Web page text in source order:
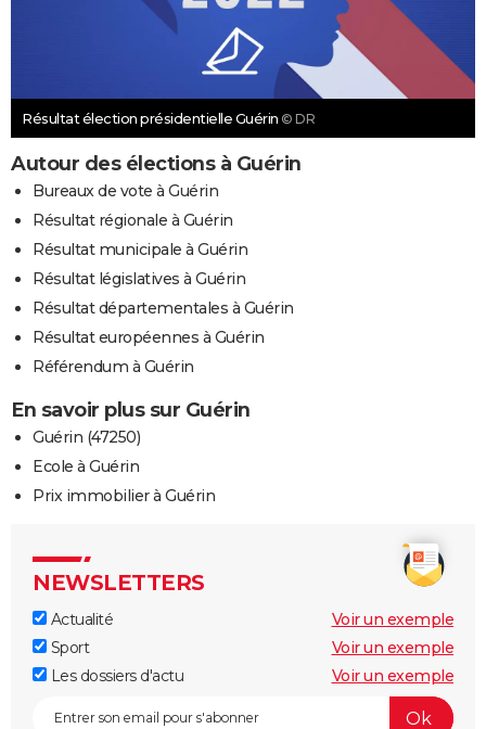
Résultat élection présidentielle Guérin © DR
Autour des élections à Guérin
Bureaux de vote à Guérin
Résultat régionale à Guérin
Résultat municipale à Guérin
Résultat législatives à Guérin
Résultat départementales à Guérin
Résultat européennes à Guérin
Référendum à Guérin
En savoir plus sur Guérin
Guérin (47250)
Ecole à Guérin
Prix immobilier à Guérin
NEWSLETTERS
Actualité
Voir un exemple
Sport
Voir un exemple
Les dossiers d'actu
Voir un exemple